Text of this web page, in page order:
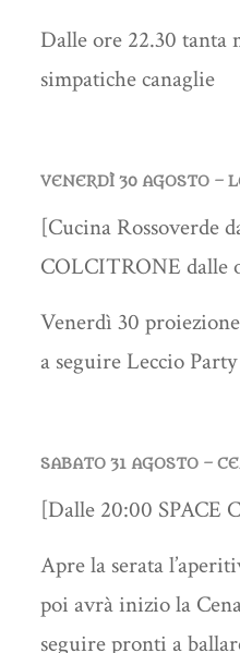
Dalle ore 22.30 tanta
simpatiche canaglie
VENERDÌ 30 AGOSTO –
[Cucina Rossoverde
COLCITRONE dalle
Venerdì 30
a seguire Leccio Party
SABATO 31 AGOSTO –
[Dalle 20:00 SPACE
Apre la serata
poi avrà inizio la
seguire pronti a